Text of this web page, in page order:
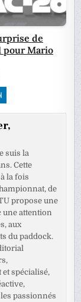
de
pour Mario
suis la
Cette
la fois
de
propose une
une attention
aux
du paddock.
spécialisé,
les passionnés